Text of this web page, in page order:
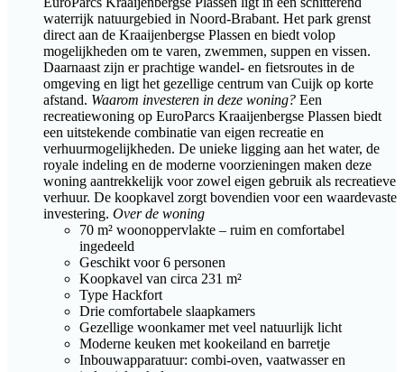
waterrijk natuurgebied in Noord-Brabant. Het park grenst
direct aan de Kraaijenbergse Plassen en biedt volop
mogelijkheden om te varen, zwemmen, suppen en vissen.
Daarnaast zijn er prachtige wandel- en fietsroutes in de
omgeving en ligt het gezellige centrum van Cuijk op korte
afstand. Waarom investeren in deze woning? Een
recreatiewoning op EuroParcs Kraaijenbergse Plassen biedt
een uitstekende combinatie van eigen recreatie en
verhuurmogelijkheden. De unieke ligging aan het water, de
royale indeling en de moderne voorzieningen maken deze
woning aantrekkelijk voor zowel eigen gebruik als recreatieve
verhuur. De koopkavel zorgt bovendien voor een waardevaste
investering. Over de woning
70 m² woonoppervlakte – ruim en comfortabel
ingedeeld
Geschikt voor 6 personen
Koopkavel van circa 231 m²
Type Hackfort
Drie comfortabele slaapkamers
Gezellige woonkamer met veel natuurlijk licht
Moderne keuken met kookeiland en barretje
Inbouwapparatuur: combi-oven, vaatwasser en